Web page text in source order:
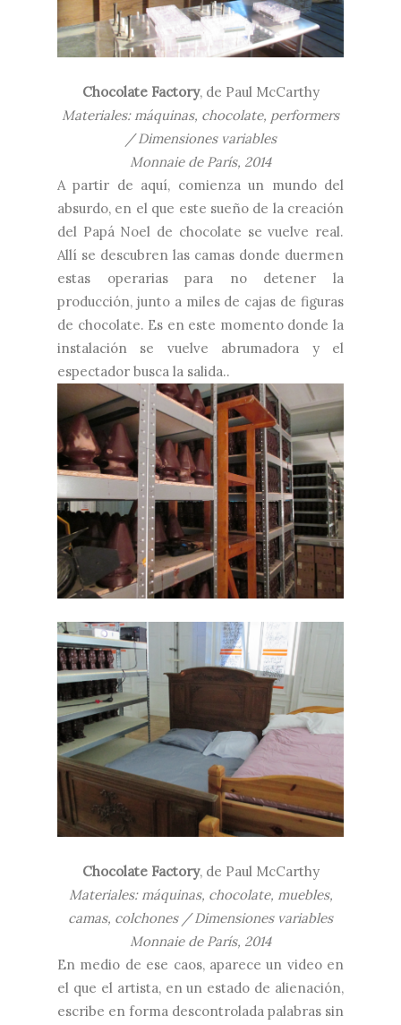
Chocolate Factory, de Paul McCarthy
Materiales: máquinas, chocolate, performers
/ Dimensiones variables
Monnaie de París, 2014
A partir de aquí, comienza un mundo del
absurdo, en el que este sueño de la creación
del Papá Noel de chocolate se vuelve real.
Allí se descubren las camas donde duermen
estas operarias para no detener la
producción, junto a miles de cajas de figuras
de chocolate. Es en este momento donde la
instalación se vuelve abrumadora y el
espectador busca la salida..
Chocolate Factory, de Paul McCarthy
Materiales: máquinas, chocolate, muebles,
camas, colchones / Dimensiones variables
Monnaie de París, 2014
En medio de ese caos, aparece un video en
el que el artista, en un estado de alienación,
escribe en forma descontrolada palabras sin